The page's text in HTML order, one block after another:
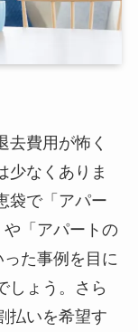
去費用が怖く
少なくありま
袋で「アパー
や「アパートの
た事例を目に
しょう。さら
払いを希望す